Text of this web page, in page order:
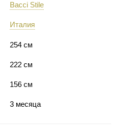
Bacci Stile
Италия
254 см
222 см
156 см
3 месяца